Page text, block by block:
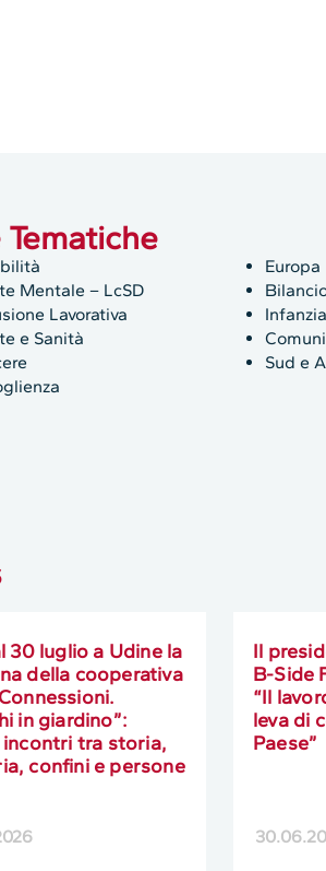
Mentale – LcSD
Lavorativa
e Sanità
Europa
Sud e
30 luglio a Udine la
della cooperativa
in giardino”:
incontri tra storia,
confini e persone
Il
B-Side
“Il
leva di
Paese”